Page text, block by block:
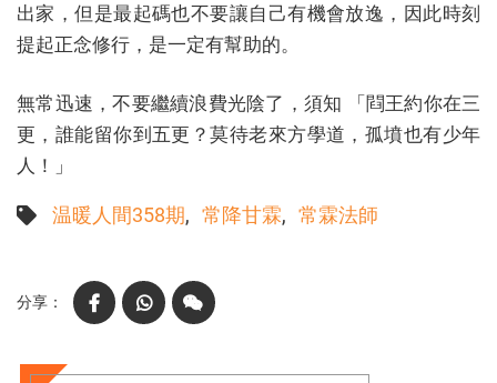
出家，但是最起碼也不要讓自己有機會放逸，因此時刻
提起正念修行，是一定有幫助的。
無常迅速，不要繼續浪費光陰了，須知 「閰王約你在三
更，誰能留你到五更？莫待老來方學道，孤墳也有少年
人！」
温暖人間358期 常降甘霖 常霖法師
FacebookWhatsAppWeChat